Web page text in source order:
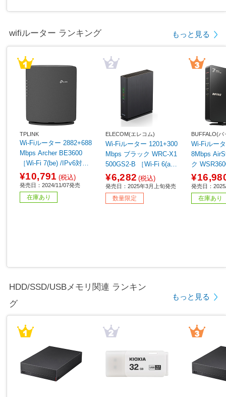
wifiルーター ランキング もっと見る
TPLINK
Wi-Fiルーター 2882+688
Mbps Archer BE3600
［Wi-Fi 7(be) /IPv6対
応］
¥10,791 (税込)
発売日：2024/11/07発売
在庫あり
ELECOM(エレコム)
Wi-Fiルーター 1201+300
Mbps ブラック WRC-X1
500GS2-B ［Wi-Fi 6(ax)
/IPv6対応］ 【sof001】
¥6,282 (税込)
発売日：2025年3月上旬発売
数量限定
BUFFALO(バ
Wi-Fiルー
8Mbps
ク
［Wi-Fi
応］
発売日：
在庫あり
HDD/SSD/USBメモリ関連 ランキン
グ
もっと見る